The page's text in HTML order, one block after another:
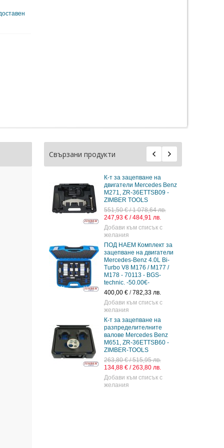
Свързани продукти
К-т за зацепване на
двигатели Mercedes Benz
M271, ZR-36ETTSB09 -
ZIMBER TOOLS
551,50 € / 1 078,64 лв.
247,93 € / 484,91 лв.
Добави към списък с
желания
ПОД НАЕМ Комплект за
зацепване на двигатели
Mercedes-Benz 4.0L Bi-
Turbo V8 M176 / M177 /
M178 - 70113 - BGS-
technic. -50.00€-
400,00 € /782,33 лв.
Добави към списък с
желания
К-т за зацепване на
разпределителните
валове Mercedes Benz
M651, ZR-36ETTSB60 -
ZIMBER-TOOLS
263,80 € / 515,95 лв.
134,88 € / 263,80 лв.
Добави към списък с
желания